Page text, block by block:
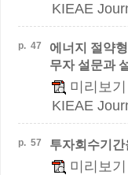
KIEAE
p. 47
에너지 절약
무자 설문과
미리보기
KIEAE
p. 57 투자회수기
미리보기